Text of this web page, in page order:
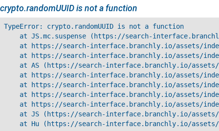
crypto.randomUUID is not a function
TypeError: crypto.randomUUID is not a function
at JS.mc.suspense (https://search-
at https://search-interface.branchly.io/assets/
at https://search-interface.branchly.io/assets/
at AS (https://search-interface.branchly.io/
at https://search-interface.branchly.io/assets/
at https://search-interface.branchly.io/assets/
at https://search-interface.branchly.io/assets/
at https://search-interface.branchly.io/assets/
at JS (https://search-interface.branchly.io/
at Hu (https://search-interface.branchly.io/